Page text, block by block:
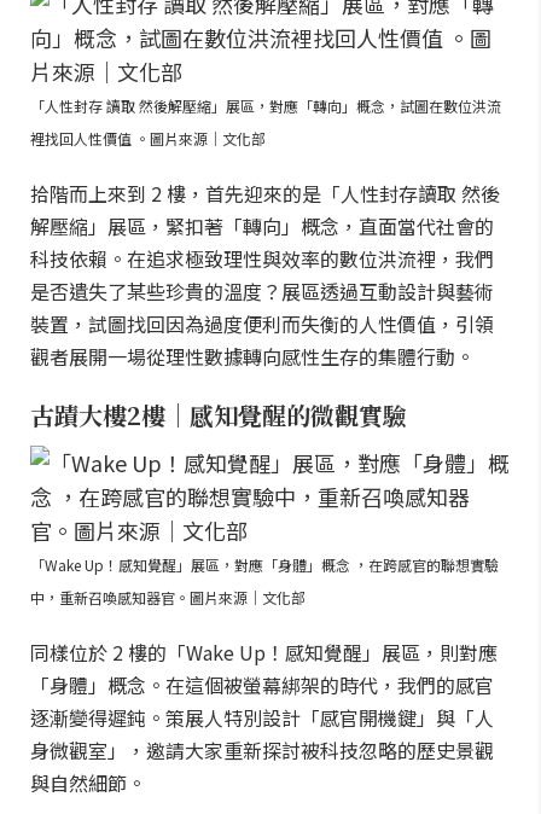
「人性封存 讀取 然後解壓縮」展區，對應「轉向」概念，試圖在數位洪流
裡找回人性價值 。圖片來源｜文化部
拾階而上來到 2 樓，首先迎來的是「人性封存讀取 然後
解壓縮」展區，緊扣著「轉向」概念，直面當代社會的
科技依賴。在追求極致理性與效率的數位洪流裡，我們
是否遺失了某些珍貴的溫度？展區透過互動設計與藝術
裝置，試圖找回因為過度便利而失衡的人性價值，引領
觀者展開一場從理性數據轉向感性生存的集體行動。
古蹟大樓2樓｜感知覺醒的微觀實驗
「Wake Up！感知覺醒」展區，對應「身體」概念 ，在跨感官的聯想實驗
中，重新召喚感知器官。圖片來源｜文化部
同樣位於 2 樓的「Wake Up！感知覺醒」展區，則對應
「身體」概念。在這個被螢幕綁架的時代，我們的感官
逐漸變得遲鈍。策展人特別設計「感官開機鍵」與「人
身微觀室」，邀請大家重新探討被科技忽略的歷史景觀
與自然細節。